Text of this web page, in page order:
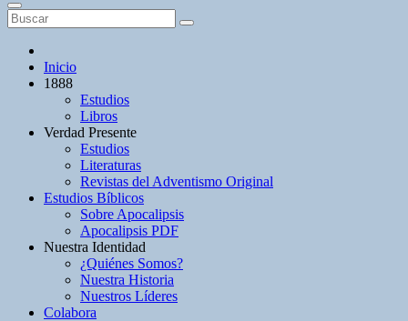
Inicio
1888
Estudios
Libros
Verdad Presente
Estudios
Literaturas
Revistas del Adventismo Original
Estudios Bíblicos
Sobre Apocalipsis
Apocalipsis PDF
Nuestra Identidad
¿Quiénes Somos?
Nuestra Historia
Nuestros Líderes
Colabora